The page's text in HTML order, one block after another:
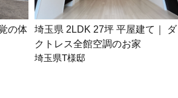
の体
埼玉県 2LDK 27坪 平屋建て｜ ダ
クトレス全館空調のお家
埼玉県T様邸